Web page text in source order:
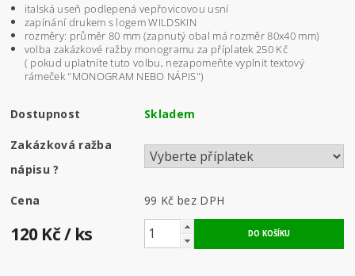
italská useň podlepená vepřovicovou usní
zapínání drukem s logem WILDSKIN
rozměry: průměr 80 mm (zapnutý obal má rozměr 80x40 mm)
volba zakázkové ražby monogramu za příplatek 250 Kč
( pokud uplatníte tuto volbu, nezapomeňte vyplnit textový
rámeček "MONOGRAM NEBO NÁPIS")
Dostupnost Skladem
Zakázková ražba
nápisu?
Cena 99 Kč bez DPH
120 Kč/ ks